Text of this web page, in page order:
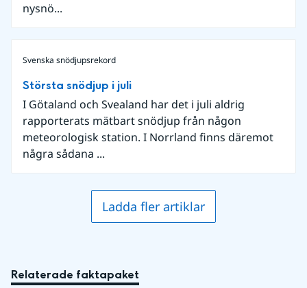
nysnö...
Svenska snödjupsrekord
Största snödjup i juli
I Götaland och Svealand har det i juli aldrig
rapporterats mätbart snödjup från någon
meteorologisk station. I Norrland finns däremot
några sådana ...
Ladda fler artiklar
Relaterade faktapaket